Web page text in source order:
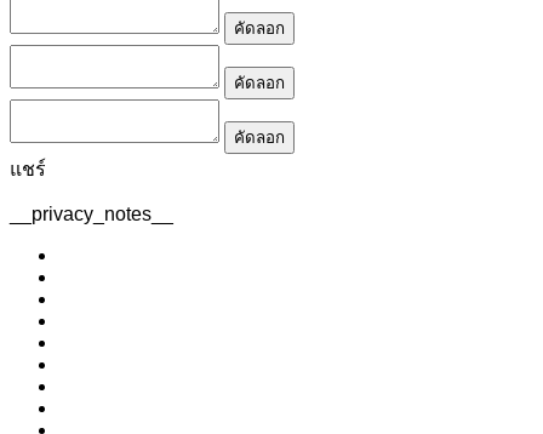
คัดลอก
คัดลอก
คัดลอก
แชร์
__privacy_notes__